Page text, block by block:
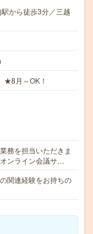
から徒歩3分／三越
★8月～OK！
務を担当いただきま
ンライン会議サ…
関連経験をお持ちの